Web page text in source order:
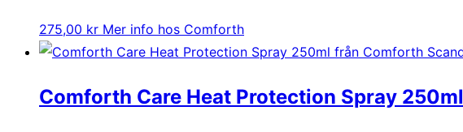
275,00 kr Mer info hos Comforth
Comforth Care Heat Protection Spray 250ml